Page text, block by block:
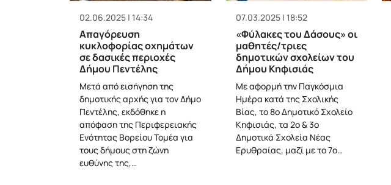
02.06.2025 | 14:34
Απαγόρευση
κυκλοφορίας οχημάτων
σε δασικές περιοχές
Δήμου Πεντέλης
Μετά από εισήγηση της
δημοτικής αρχής για τον Δήμο
Πεντέλης, εκδόθηκε η
απόφαση της Περιφερειακής
Ενότητας Βορείου Τομέα για
τους δήμους στη ζώνη
ευθύνης της,…
07.03.2025 | 18:52
«Φύλακες του Δάσους» οι
μαθητές/τριες
δημοτικών σχολείων του
Δήμου Κηφισιάς
Με αφορμή την Παγκόσμια
Ημέρα κατά της Σχολικής
Βίας, το 8ο Δημοτικό Σχολείο
Κηφισιάς, τα 2ο & 3ο
Δημοτικά Σχολεία Νέας
Ερυθραίας, μαζί με το 7ο…